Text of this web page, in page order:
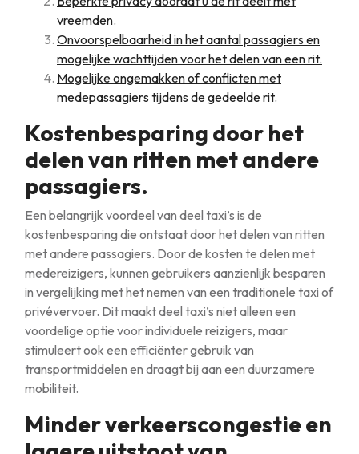
vreemden.
Onvoorspelbaarheid in het aantal passagiers en
mogelijke wachttijden voor het delen van een rit.
Mogelijke ongemakken of conflicten met
medepassagiers tijdens de gedeelde rit.
Kostenbesparing door het
delen van ritten met andere
passagiers.
Een belangrijk voordeel van deel taxi’s is de
kostenbesparing die ontstaat door het delen van ritten
met andere passagiers. Door de kosten te delen met
medereizigers, kunnen gebruikers aanzienlijk besparen
in vergelijking met het nemen van een traditionele taxi of
privévervoer. Dit maakt deel taxi’s niet alleen een
voordelige optie voor individuele reizigers, maar
stimuleert ook een efficiënter gebruik van
transportmiddelen en draagt bij aan een duurzamere
mobiliteit.
Minder verkeerscongestie en